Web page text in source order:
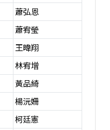
蕭弘恩
蕭宥瑩
王暐翔
林宥增
黃品綺
楊沅姍
柯廷憲